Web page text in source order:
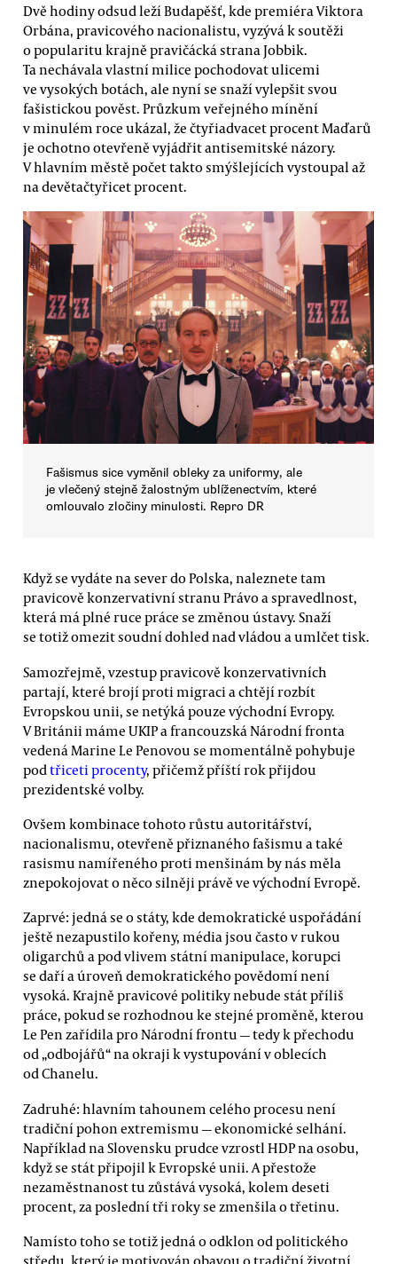
Dvě hodiny odsud leží Budapěšť, kde premiéra Viktora
Orbána, pravicového nacionalistu, vyzývá k soutěži
o popularitu krajně pravičácká strana Jobbik.
Ta nechávala vlastní milice pochodovat ulicemi
ve vysokých botách, ale nyní se snaží vylepšit svou
fašistickou pověst. Průzkum veřejného mínění
v minulém roce ukázal, že čtyřiadvacet procent Maďarů
je ochotno otevřeně vyjádřit antisemitské názory.
V hlavním městě počet takto smýšlejících vystoupal až
na devětačtyřicet procent.
Fašismus sice vyměnil obleky za uniformy, ale
je vlečený stejně žalostným ublíženectvím, které
omlouvalo zločiny minulosti. Repro DR
Když se vydáte na sever do Polska, naleznete tam
pravicově konzervativní stranu Právo a spravedlnost,
která má plné ruce práce se změnou ústavy. Snaží
se totiž omezit soudní dohled nad vládou a umlčet tisk.
Samozřejmě, vzestup pravicově konzervativních
partají, které brojí proti migraci a chtějí rozbít
Evropskou unii, se netýká pouze východní Evropy.
V Británii máme UKIP a francouzská Národní fronta
vedená Marine Le Penovou se momentálně pohybuje
pod třiceti procenty, přičemž příští rok přijdou
prezidentské volby.
Ovšem kombinace tohoto růstu autoritářství,
nacionalismu, otevřeně přiznaného fašismu a také
rasismu namířeného proti menšinám by nás měla
znepokojovat o něco silněji právě ve východní Evropě.
Zaprvé: jedná se o státy, kde demokratické uspořádání
ještě nezapustilo kořeny, média jsou často v rukou
oligarchů a pod vlivem státní manipulace, korupci
se daří a úroveň demokratického povědomí není
vysoká. Krajně pravicové politiky nebude stát příliš
práce, pokud se rozhodnou ke stejné proměně, kterou
Le Pen zařídila pro Národní frontu — tedy k přechodu
od „odbojářů“ na okraji k vystupování v oblecích
od Chanelu.
Zadruhé: hlavním tahounem celého procesu není
tradiční pohon extremismu — ekonomické selhání.
Například na Slovensku prudce vzrostl HDP na osobu,
když se stát připojil k Evropské unii. A přestože
nezaměstnanost tu zůstává vysoká, kolem deseti
procent, za poslední tři roky se zmenšila o třetinu.
Namísto toho se totiž jedná o odklon od politického
středu, který je motivován obavou o tradiční životní